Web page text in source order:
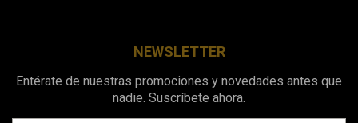
NEWSLETTER
Entérate de nuestras promociones y novedades antes que
nadie. Suscríbete ahora.